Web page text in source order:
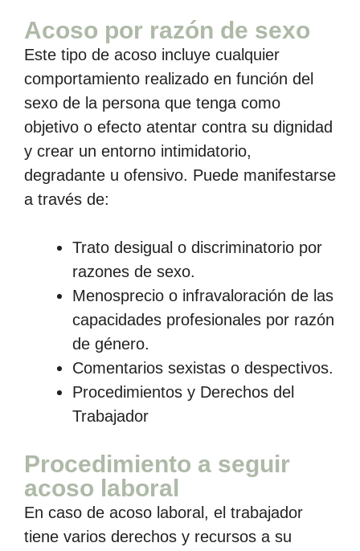
Acoso por razón de sexo
Este tipo de acoso incluye cualquier
comportamiento realizado en función del
sexo de la persona que tenga como
objetivo o efecto atentar contra su dignidad
y crear un entorno intimidatorio,
degradante u ofensivo. Puede manifestarse
a través de:
Trato desigual o discriminatorio por
razones de sexo.
Menosprecio o infravaloración de las
capacidades profesionales por razón
de género.
Comentarios sexistas o despectivos.
Procedimientos y Derechos del
Trabajador
Procedimiento a seguir
acoso laboral
En caso de acoso laboral, el trabajador
tiene varios derechos y recursos a su